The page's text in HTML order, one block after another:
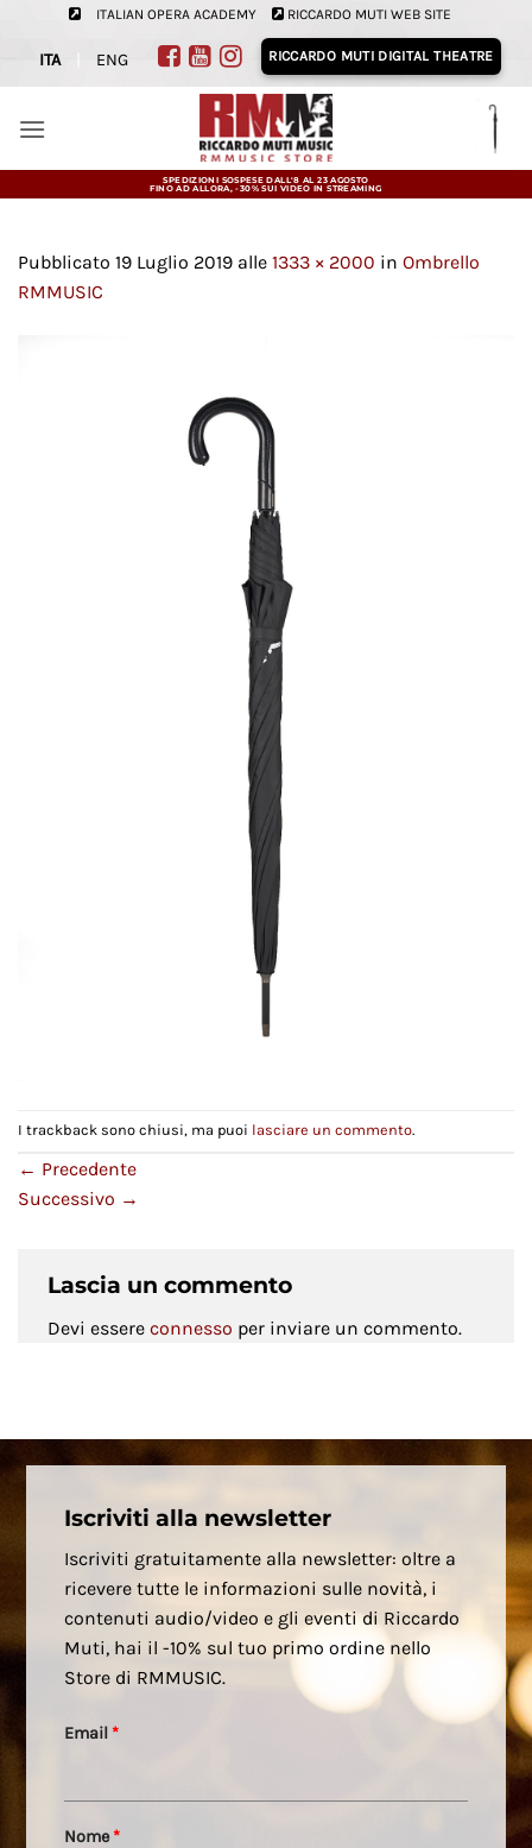
contenuti
ITALIAN OPERA ACADEMY RICCARDO MUTI WEB SITE
ITA ENG RICCARDO MUTI DIGITAL THEATRE
SPEDIZIONI SOSPESE DALL'8 AL 23 AGOSTO
FINO AD ALLORA, -30% SUI VIDEO IN STREAMING
Pubblicato 19 Luglio 2019 alle 1333 × 2000 in Ombrello
RMMUSIC
I trackback sono chiusi, ma puoi lasciare un commento.
← Precedente
Successivo →
Lascia un commento
Devi essere connesso per inviare un commento.
Iscriviti alla newsletter
Iscriviti gratuitamente alla newsletter: oltre a
ricevere tutte le informazioni sulle novità, i
contenuti audio/video e gli eventi di Riccardo
Muti, hai il -10% sul tuo primo ordine nello
Store di RMMUSIC.
Email*
Nome*